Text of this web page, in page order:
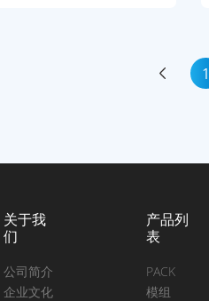
1
关于我
们
公司简介
企业文化
产品列
表
PACK
模组